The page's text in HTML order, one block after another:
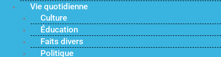
Vie quotidienne
Culture
Éducation
Faits divers
Politique